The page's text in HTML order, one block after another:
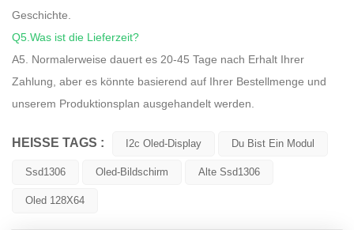
Geschichte.
Q5.Was ist die Lieferzeit?
A5. Normalerweise dauert es 20-45 Tage nach Erhalt Ihrer
Zahlung, aber es könnte basierend auf Ihrer Bestellmenge und
unserem Produktionsplan ausgehandelt werden.
HEISSE TAGS : I2c Oled-Display Du Bist Ein Modul
Ssd1306 Oled-Bildschirm Alte Ssd1306
Oled 128X64